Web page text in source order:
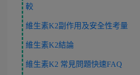
較
維生素K2副作用及安全性考量
維生素K2結論
維生素K2 常見問題快速FAQ